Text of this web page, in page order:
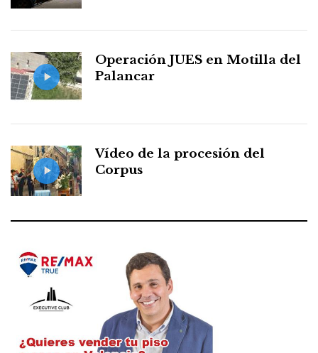
Operación JUES en Motilla del
Palancar
Vídeo de la procesión del
Corpus